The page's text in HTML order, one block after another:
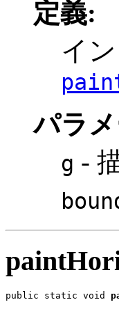
定義:
イ
パラ
g -
public static void